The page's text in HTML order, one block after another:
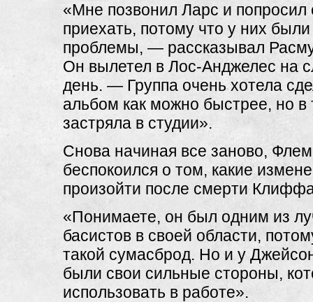
«Мне позвонил Ларс и попросил
приехать, потому что у них
проблемы, — рассказывал
Он вылетел в Лос-Анджелес на
день. — Группа очень хотела
альбом как можно быстрее, но в
застряла в студии».
Снова начиная все заново,
беспокоился о том, какие
произойти после смерти
«Понимаете, он был одним из
басистов в своей области,
такой сумасброд. Но и у
были свои сильные стороны,
использовать в работе».